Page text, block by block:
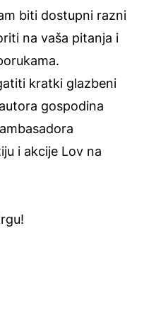
biti dostupni razni
na vaša pitanja i
kratki glazbeni
gospodina
i akcije Lov na